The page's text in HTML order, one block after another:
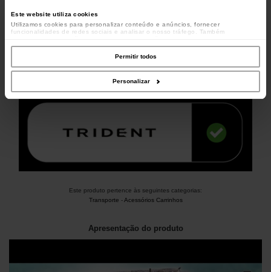
Este website utiliza cookies
Utilizamos cookies para personalizar conteúdo e anúncios, fornecer
funcionalidades de redes sociais e analisar o nosso tráfego. Também
parceiros de redes sociais, de publicidade e de análise, que as podem combinar
com outras informações que lhes forneceu ou recolhidas por estes a partir da
sua utilização dos respetivos serviços.
Permitir todos
Personalizar
Este produto pertence às seguintes categorias:
Transporte -Acessórios Carrinhos
Apresentação do produto